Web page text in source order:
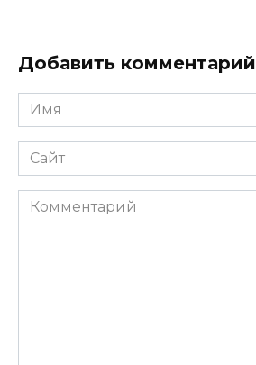
Добавить комментарий
Имя
*
Сайт
Комментарий